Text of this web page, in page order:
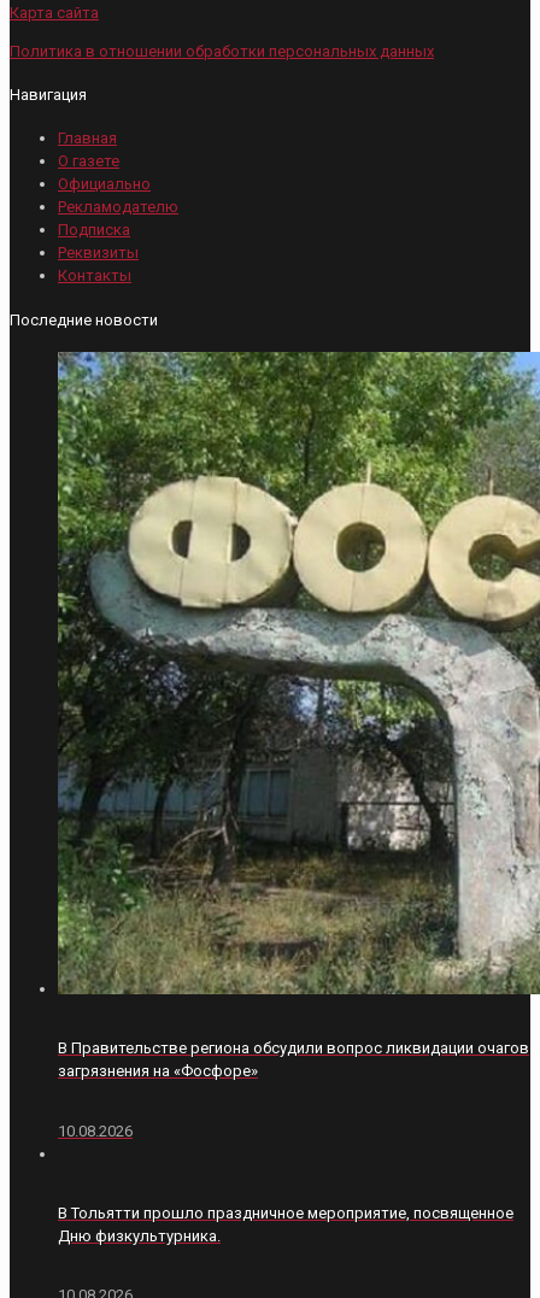
Карта сайта
Политика в отношении обработки персональных данных
Навигация
Главная
О газете
Официально
Рекламодателю
Подписка
Реквизиты
Контакты
Последние новости
В Правительстве региона обсудили вопрос ликвидации очагов
загрязнения на «Фосфоре»
10.08.2026
В Тольятти прошло праздничное мероприятие, посвященное
Дню физкультурника.